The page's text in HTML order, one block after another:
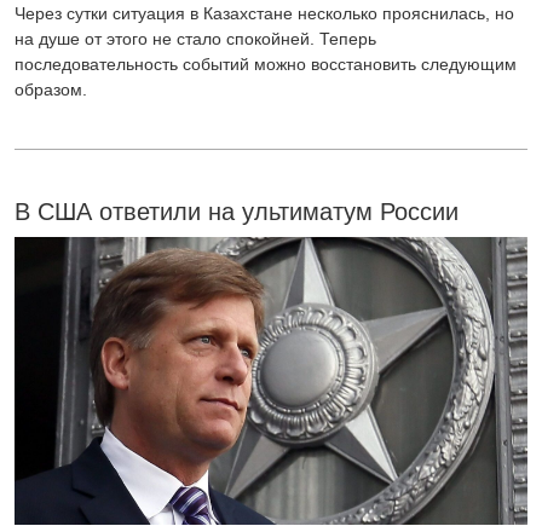
Через сутки ситуация в Казахстане несколько прояснилась, но
на душе от этого не стало спокойней. Теперь
последовательность событий можно восстановить следующим
образом.
В США ответили на ультиматум России